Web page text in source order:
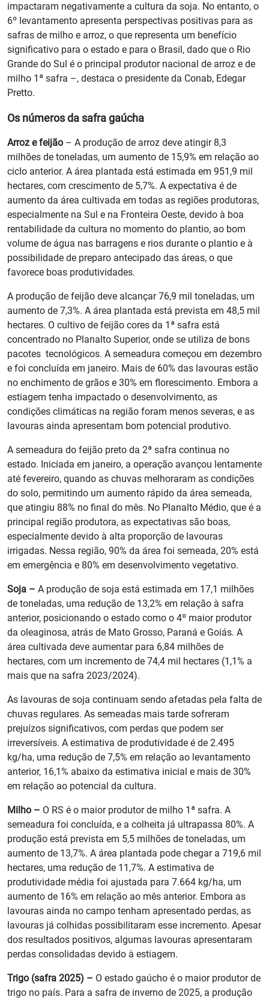
impactaram negativamente a cultura da soja. No entanto, o
6º levantamento apresenta perspectivas positivas para as
safras de milho e arroz, o que representa um benefício
significativo para o estado e para o Brasil, dado que o Rio
Grande do Sul é o principal produtor nacional de arroz e de
milho 1ª safra –, destaca o presidente da Conab, Edegar
Pretto.
Os números da safra gaúcha
Arroz e feijão – A produção de arroz deve atingir 8,3
milhões de toneladas, um aumento de 15,9% em relação ao
ciclo anterior. A área plantada está estimada em 951,9 mil
hectares, com crescimento de 5,7%. A expectativa é de
aumento da área cultivada em todas as regiões produtoras,
especialmente na Sul e na Fronteira Oeste, devido à boa
rentabilidade da cultura no momento do plantio, ao bom
volume de água nas barragens e rios durante o plantio e à
possibilidade de preparo antecipado das áreas, o que
favorece boas produtividades.
A produção de feijão deve alcançar 76,9 mil toneladas, um
aumento de 7,3%. A área plantada está prevista em 48,5 mil
hectares. O cultivo de feijão cores da 1ª safra está
concentrado no Planalto Superior, onde se utiliza de bons
pacotes tecnológicos. A semeadura começou em dezembro
e foi concluída em janeiro. Mais de 60% das lavouras estão
no enchimento de grãos e 30% em florescimento. Embora a
estiagem tenha impactado o desenvolvimento, as
condições climáticas na região foram menos severas, e as
lavouras ainda apresentam bom potencial produtivo.
A semeadura do feijão preto da 2ª safra continua no
estado. Iniciada em janeiro, a operação avançou lentamente
até fevereiro, quando as chuvas melhoraram as condições
do solo, permitindo um aumento rápido da área semeada,
que atingiu 88% no final do mês. No Planalto Médio, que é a
principal região produtora, as expectativas são boas,
especialmente devido à alta proporção de lavouras
irrigadas. Nessa região, 90% da área foi semeada, 20% está
em emergência e 80% em desenvolvimento vegetativo.
Soja – A produção de soja está estimada em 17,1 milhões
de toneladas, uma redução de 13,2% em relação à safra
anterior, posicionando o estado como o 4º maior produtor
da oleaginosa, atrás de Mato Grosso, Paraná e Goiás. A
área cultivada deve aumentar para 6,84 milhões de
hectares, com um incremento de 74,4 mil hectares (1,1% a
mais que na safra 2023/2024).
As lavouras de soja continuam sendo afetadas pela falta de
chuvas regulares. As semeadas mais tarde sofreram
prejuízos significativos, com perdas que podem ser
irreversíveis. A estimativa de produtividade é de 2.495
kg/ha, uma redução de 7,5% em relação ao levantamento
anterior, 16,1% abaixo da estimativa inicial e mais de 30%
em relação ao potencial da cultura.
Milho – O RS é o maior produtor de milho 1ª safra. A
semeadura foi concluída, e a colheita já ultrapassa 80%. A
produção está prevista em 5,5 milhões de toneladas, um
aumento de 13,7%. A área plantada pode chegar a 719,6 mil
hectares, uma redução de 11,7%. A estimativa de
produtividade média foi ajustada para 7.664 kg/ha, um
aumento de 16% em relação ao mês anterior. Embora as
lavouras ainda no campo tenham apresentado perdas, as
lavouras já colhidas possibilitaram esse incremento. Apesar
dos resultados positivos, algumas lavouras apresentaram
perdas consolidadas devido à estiagem.
Trigo (safra 2025) – O estado gaúcho é o maior produtor de
trigo no país. Para a safra de inverno de 2025, a produção